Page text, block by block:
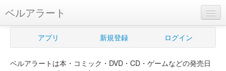
ベルアラート
ベルアラートとは
アプリ 新規登録 ログイン
ベルアラートは本・コミック・DVD・CD・ゲームなどの発売日